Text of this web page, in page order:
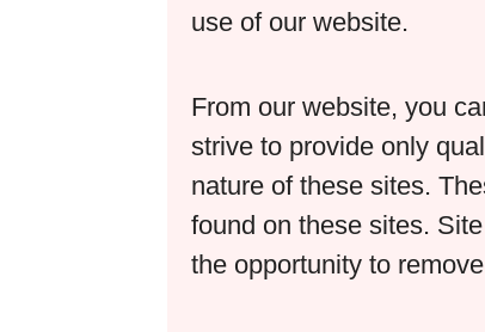
use of our website.
From our website, you
strive to provide only
nature of these sites.
found on these sites.
the opportunity to